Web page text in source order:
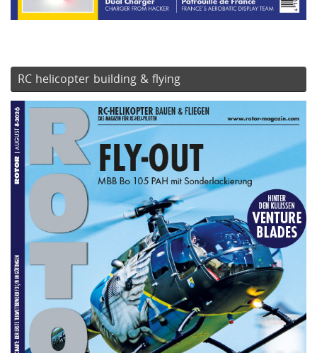
RC helicopter building & flying